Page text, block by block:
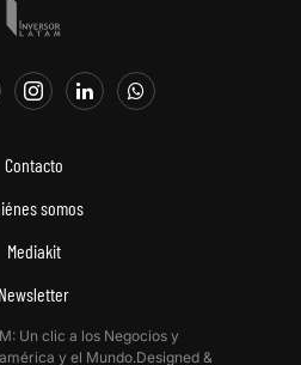
Contacto
somos
Mediakit
Newsletter
Un clic a los Negocios y
y el Mundo.Designed &